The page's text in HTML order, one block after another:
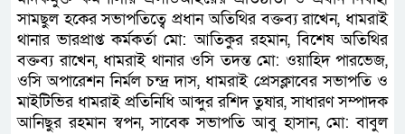
সামছুল হকের সভাপতিত্বে প্রধান অতিথির বক্তব্য রাখেন, ধামরাই
থানার ভারপ্রাপ্ত কর্মকর্তা মো: আতিকুর রহমান, বিশেষ অতিথির
বক্তব্য রাখেন, ধামরাই থানার ওসি তদন্ত মো: ওয়াহিদ পারভেজ,
ওসি অপারেশন নির্মল চন্দ্র দাস, ধামরাই প্রেসক্লাবের সভাপতি ও
মাইটিভির ধামরাই প্রতিনিধি আব্দুর রশিদ তুষার, সাধারণ সম্পাদক
আনিছুর রহমান স্বপন, সাবেক সভাপতি আবু হাসান, মো: বাবুল